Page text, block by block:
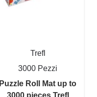
Trefl
3000 Pezzi
Puzzle Roll Mat up to